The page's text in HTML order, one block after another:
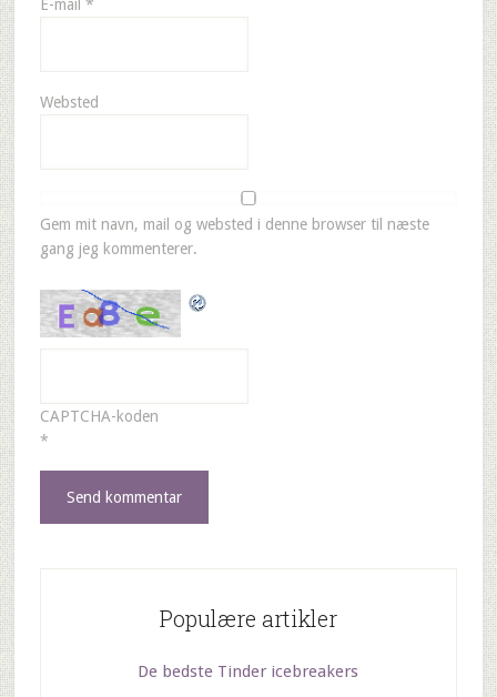
E-mail *
Websted
Gem mit navn, mail og websted i denne browser til næste
gang jeg kommenterer.
CAPTCHA-koden
*
Populære artikler
De bedste Tinder icebreakers